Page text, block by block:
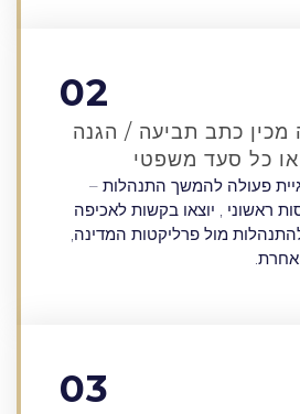
02
מכין כתב תביעה / הגנה
כל סעד משפטי
פעולה להמשך התנהלות –
ראשוני , יוצאו בקשות לאכיפה
מול פרליקטות המדינה,
אחרת.
03